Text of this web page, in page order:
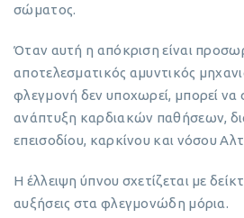
σώματος.
Όταν αυτή η απόκριση είναι
αποτελεσματικός αμυντικός
φλεγμονή δεν υποχωρεί, μπορεί να
ανάπτυξη καρδιακών παθήσεων,
επεισοδίου, καρκίνου και νόσου
Η έλλειψη ύπνου σχετίζεται με
αυξήσεις στα φλεγμονώδη μόρια.